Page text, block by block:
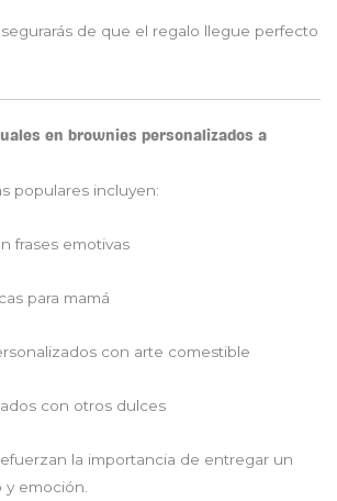
de que el regalo llegue perfecto
en brownies personalizados a
populares incluyen:
frases emotivas
para mamá
con arte comestible
con otros dulces
la importancia de entregar un
emoción.